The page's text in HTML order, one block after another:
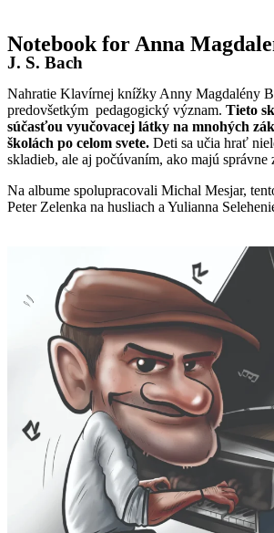
Notebook for Anna
J. S. Bach
Nahratie Klavírnej knížky Anny Magdalény
predovšetkým pedagogický význam. Tieto
súčasťou vyučovacej látky na mnohých
školách po celom svete. Deti sa učia hrať
skladieb, ale aj počúvaním, ako majú správne
Na albume spolupracovali Michal Mesjar,
Peter Zelenka na husliach a Yulianna